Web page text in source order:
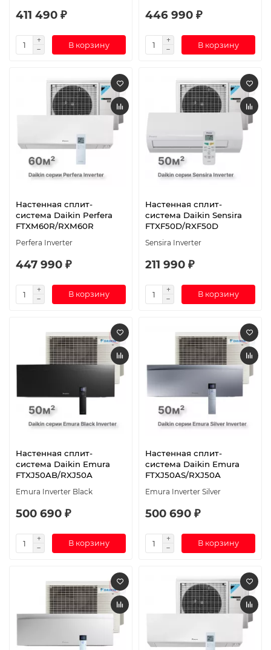
411 490 ₽
В корзину
446 990 ₽
В корзину
Настенная сплит-
система Daikin Perfera
FTXM60R/RXM60R
Perfera Inverter
447 990 ₽
В корзину
Настенная сплит-
система Daikin Sensira
FTXF50D/RXF50D
Sensira Inverter
211 990 ₽
В корзину
Настенная сплит-
система Daikin Emura
FTXJ50AB/RXJ50A
Emura Inverter Black
500 690 ₽
В корзину
Настенная сплит-
система Daikin Emura
FTXJ50AS/RXJ50A
Emura Inverter Silver
500 690 ₽
В корзину